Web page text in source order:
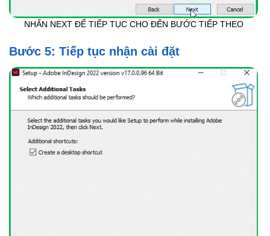
NHẤN NEXT ĐỂ TIẾP TỤC CHO ĐẾN BƯỚC TIẾP THEO
Bước 5: Tiếp tục nhận cài đặt